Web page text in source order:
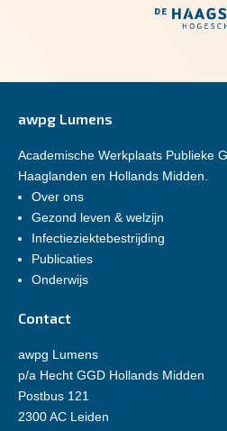
awpg Lumens
Academische Werkplaats Publieke
Haaglanden en Hollands Midden.
Over ons
Gezond leven & welzijn
Infectieziektebestrijding
Publicaties
Onderwijs
Contact
awpg Lumens
p/a Hecht GGD Hollands Midden
Postbus 121
2300 AC Leiden